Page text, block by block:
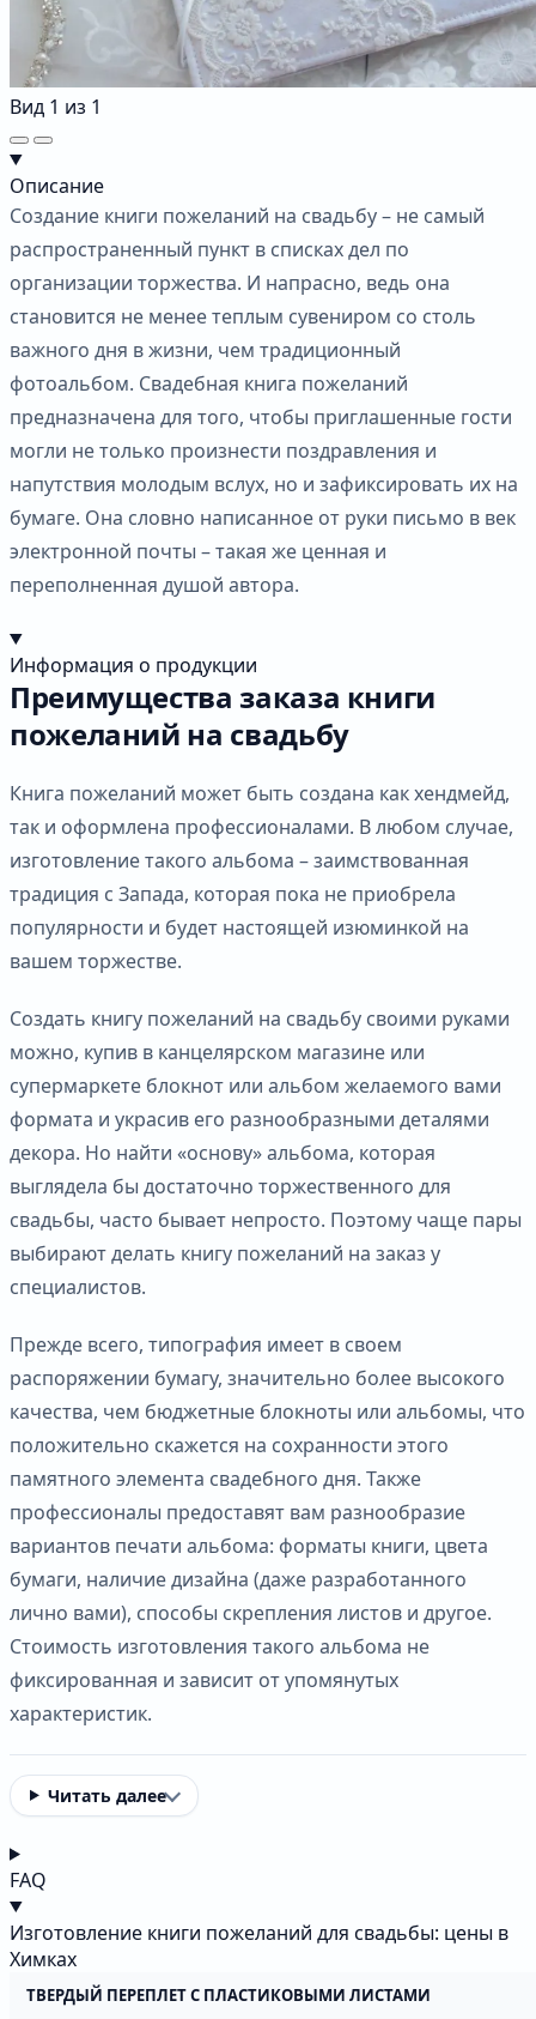
Вид 1 из 1
Описание
Создание книги пожеланий на свадьбу – не самый
распространенный пункт в списках дел по
организации торжества. И напрасно, ведь она
становится не менее теплым сувениром со столь
важного дня в жизни, чем традиционный
фотоальбом. Свадебная книга пожеланий
предназначена для того, чтобы приглашенные гости
могли не только произнести поздравления и
напутствия молодым вслух, но и зафиксировать их на
бумаге. Она словно написанное от руки письмо в век
электронной почты – такая же ценная и
переполненная душой автора.
Информация о продукции
Преимущества заказа книги
пожеланий на свадьбу
Книга пожеланий может быть создана как хендмейд,
так и оформлена профессионалами. В любом случае,
изготовление такого альбома – заимствованная
традиция с Запада, которая пока не приобрела
популярности и будет настоящей изюминкой на
вашем торжестве.
Создать книгу пожеланий на свадьбу своими руками
можно, купив в канцелярском магазине или
супермаркете блокнот или альбом желаемого вами
формата и украсив его разнообразными деталями
декора. Но найти «основу» альбома, которая
выглядела бы достаточно торжественного для
свадьбы, часто бывает непросто. Поэтому чаще пары
выбирают делать книгу пожеланий на заказ у
специалистов.
Прежде всего, типография имеет в своем
распоряжении бумагу, значительно более высокого
качества, чем бюджетные блокноты или альбомы, что
положительно скажется на сохранности этого
памятного элемента свадебного дня. Также
профессионалы предоставят вам разнообразие
вариантов печати альбома: форматы книги, цвета
бумаги, наличие дизайна (даже разработанного
лично вами), способы скрепления листов и другое.
Стоимость изготовления такого альбома не
фиксированная и зависит от упомянутых
характеристик.
Читать далее
FAQ
Изготовление книги пожеланий для свадьбы: цены в
Химках
ТВЕРДЫЙ ПЕРЕПЛЕТ С ПЛАСТИКОВЫМИ ЛИСТАМИ